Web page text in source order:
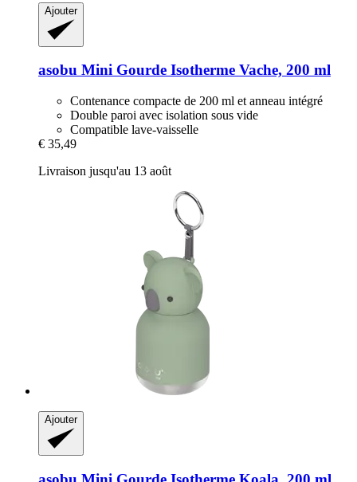
Ajouter
asobu Mini Gourde Isotherme Vache, 200 ml
Contenance compacte de 200 ml et anneau intégré
Double paroi avec isolation sous vide
Compatible lave-vaisselle
€ 35,49
Livraison jusqu'au 13 août
Ajouter